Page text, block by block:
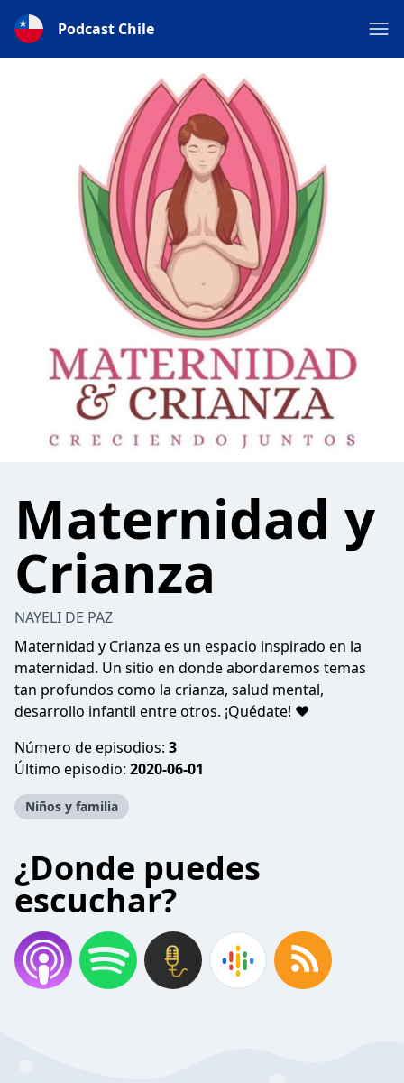
Podcast Chile
Maternidad y
Crianza
NAYELI DE PAZ
Maternidad y Crianza es un espacio inspirado en la
maternidad. Un sitio en donde abordaremos temas
tan profundos como la crianza, salud mental,
desarrollo infantil entre otros. ¡Quédate! ❤️
Número de episodios: 3
Último episodio: 2020-06-01
Niños y familia
¿Donde puedes
escuchar?